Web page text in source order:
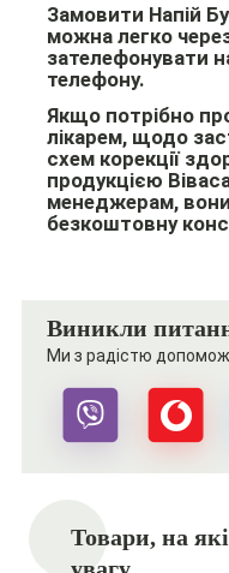
Замовити Напій
можна легко
зателефонувати
телефону.
Якщо потрібно
лікарем, щодо
схем корекції
продукцією
менеджерам,
безкоштовну
Виникли
Ми з радістю
Товари, на